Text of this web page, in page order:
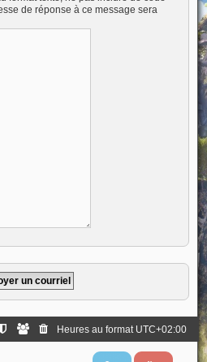
de réponse à ce message sera
Heures au format UTC+02:00